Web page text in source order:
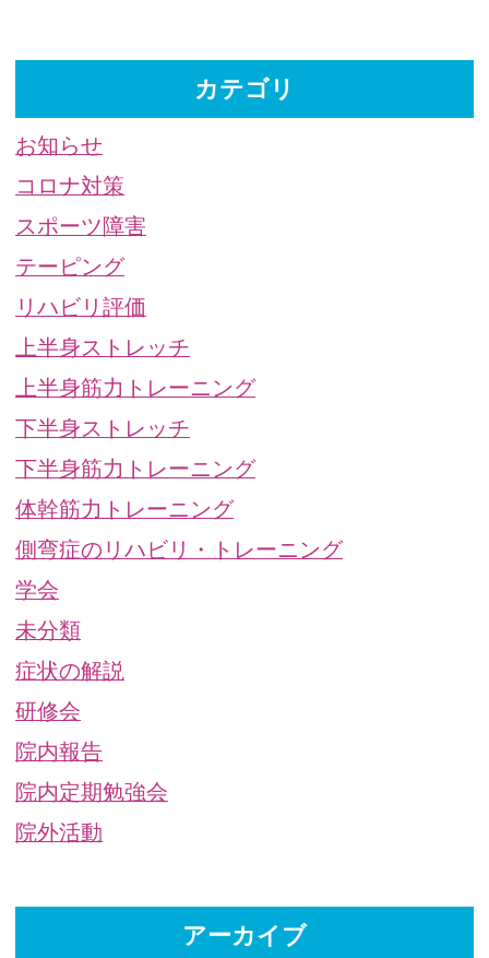
カテゴリ
お知らせ
コロナ対策
スポーツ障害
テーピング
リハビリ評価
上半身ストレッチ
上半身筋力トレーニング
下半身ストレッチ
下半身筋力トレーニング
体幹筋力トレーニング
側弯症のリハビリ・トレーニング
学会
未分類
症状の解説
研修会
院内報告
院内定期勉強会
院外活動
アーカイブ